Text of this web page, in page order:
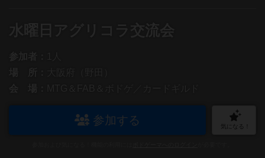
水曜日アグリコラ交流会
参加者：
場 所：
会 場：
参加する 気になる！